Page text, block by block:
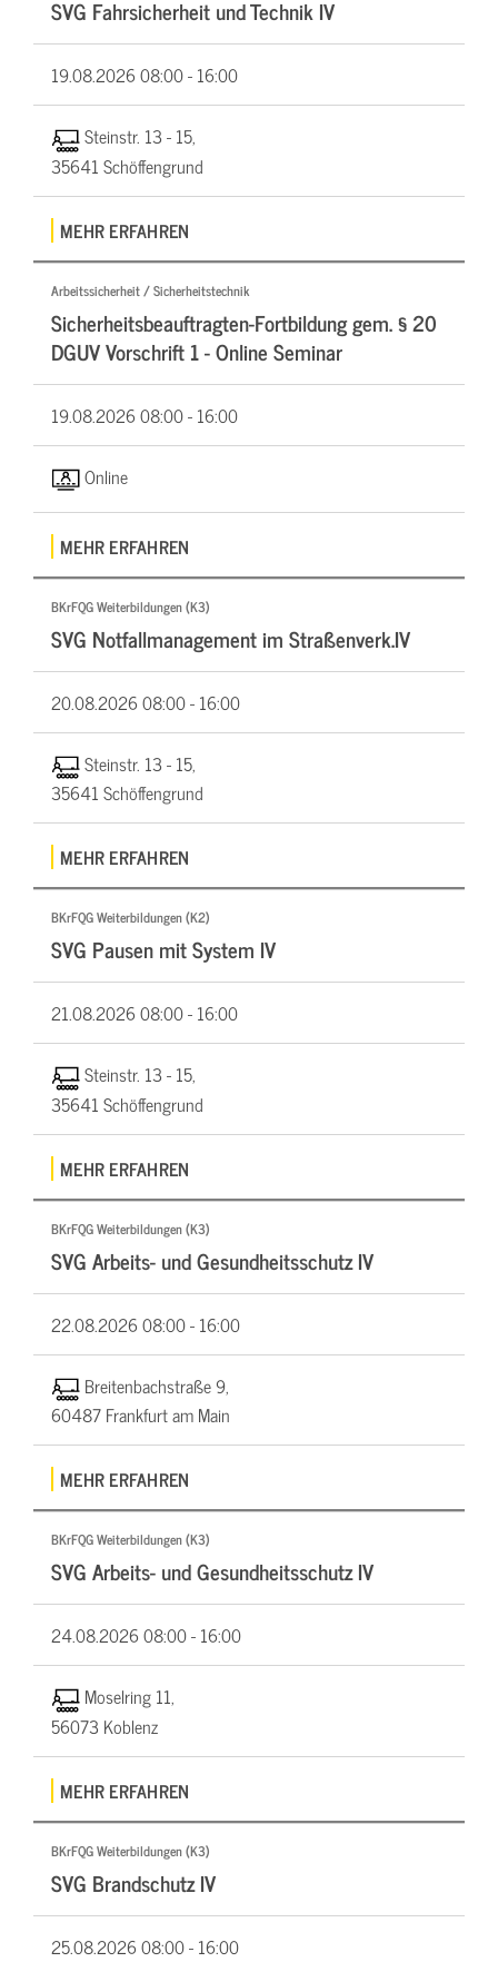
SVG Fahrsicherheit und Technik IV
19.08.202608:00 - 16:00
Steinstr. 13 - 15,
35641 Schöffengrund
MEHR ERFAHREN
Arbeitssicherheit / Sicherheitstechnik
Sicherheitsbeauftragten-Fortbildung gem. § 20
DGUV Vorschrift 1 - Online Seminar
19.08.202608:00 - 16:00
Online
MEHR ERFAHREN
BKrFQG Weiterbildungen (K3)
SVG Notfallmanagement im Straßenverk.IV
20.08.202608:00 - 16:00
Steinstr. 13 - 15,
35641 Schöffengrund
MEHR ERFAHREN
BKrFQG Weiterbildungen (K2)
SVG Pausen mit System IV
21.08.202608:00 - 16:00
Steinstr. 13 - 15,
35641 Schöffengrund
MEHR ERFAHREN
BKrFQG Weiterbildungen (K3)
SVG Arbeits- und Gesundheitsschutz IV
22.08.202608:00 - 16:00
Breitenbachstraße 9,
60487 Frankfurt am Main
MEHR ERFAHREN
BKrFQG Weiterbildungen (K3)
SVG Arbeits- und Gesundheitsschutz IV
24.08.202608:00 - 16:00
Moselring 11,
56073 Koblenz
MEHR ERFAHREN
BKrFQG Weiterbildungen (K3)
SVG Brandschutz IV
25.08.202608:00 - 16:00